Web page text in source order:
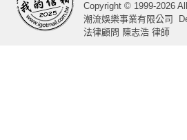
Copyright © 1999-2026
潮流娛樂事業有限公司
法律顧問 陳志浩 律師